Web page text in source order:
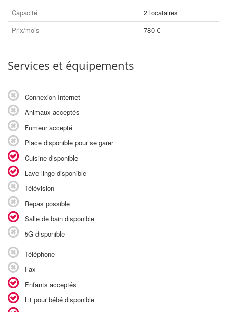
Capacité
2 locataires
Prix/mois
780 €
Services et équipements
Connexion Internet
Animaux acceptés
Fumeur accepté
Place disponible pour se garer
Cuisine disponible
Lave-linge disponible
Télévision
Repas possible
Salle de bain disponible
5G disponible
Téléphone
Fax
Enfants acceptés
Lit pour bébé disponible